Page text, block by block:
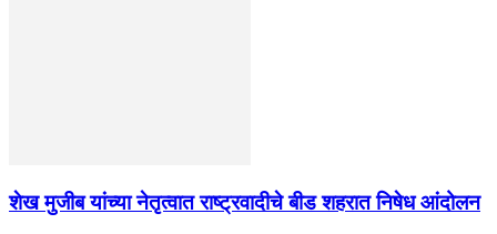
शेख मुजीब यांच्या नेतृत्वात राष्ट्रवादीचे बीड शहरात निषेध आंदोलन